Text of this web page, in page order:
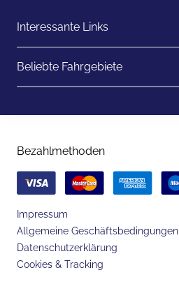
Interessante Links
Beliebte Fahrgebiete
Bezahlmethoden
Impressum
Allgemeine Geschäftsbedingungen
Datenschutzerklärung
Cookies & Tracking